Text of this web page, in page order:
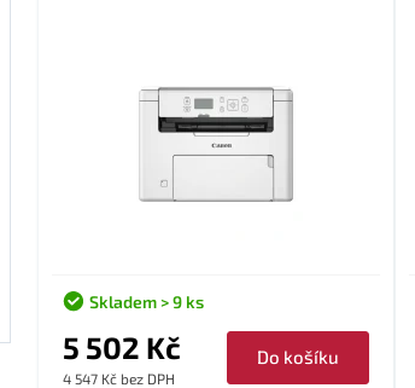
Skladem > 9 ks
5 502 Kč
4 547 Kč bez DPH
Do košíku